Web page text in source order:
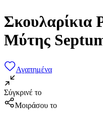
Σκουλαρίκια
Μύτης
Αγαπημένα
Σύγκρινέ το
Μοιράσου το